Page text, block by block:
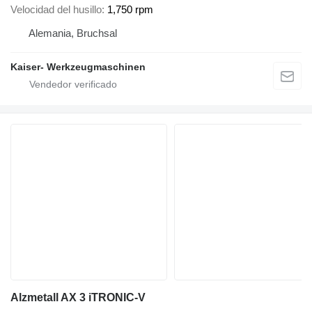
Velocidad del husillo 1,750 rpm
Alemania, Bruchsal
Kaiser- Werkzeugmaschinen
Alzmetall AX 3 iTRONIC-V